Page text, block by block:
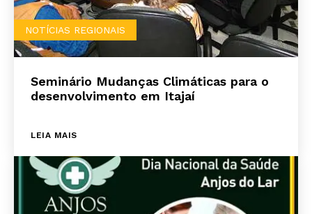
NOTÍCIAS REGIONAIS
Seminário Mudanças Climáticas para o
desenvolvimento em Itajaí
LEIA MAIS